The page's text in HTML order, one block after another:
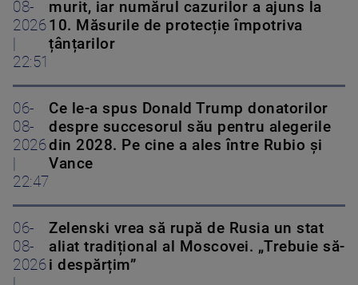
08-
2026
22:51
murit, iar numărul cazurilor a ajuns la
10. Măsurile de protecție împotriva
țânțarilor
06-
08-
2026
22:47
Ce le-a spus Donald Trump donatorilor
despre succesorul său pentru alegerile
din 2028. Pe cine a ales între Rubio și
Vance
06-
08-
2026
Zelenski vrea să rupă de Rusia un stat
aliat tradițional al Moscovei. „Trebuie să-
i despărțim”